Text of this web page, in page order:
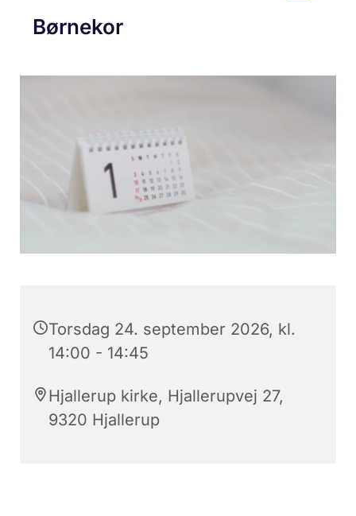
Børnekor
Torsdag 24. september 2026, kl.
14:00 - 14:45
Hjallerup kirke, Hjallerupvej 27,
9320 Hjallerup